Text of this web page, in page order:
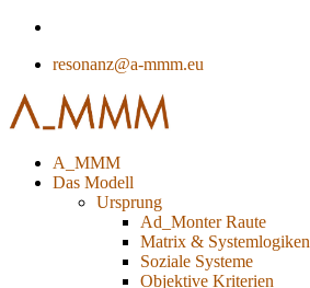
resonanz@a-mmm.eu
A_MMM
Das Modell
Ursprung
Ad_Monter Raute
Matrix & Systemlogiken
Soziale Systeme
Objektive Kriterien